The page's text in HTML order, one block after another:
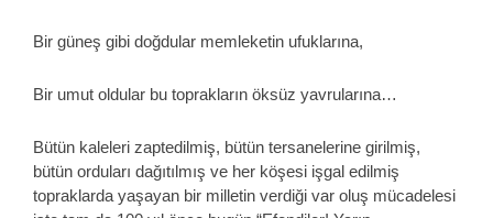
Bir güneş gibi doğdular memleketin ufuklarına,
Bir umut oldular bu toprakların öksüz yavrularına…
Bütün kaleleri zaptedilmiş, bütün tersanelerine girilmiş,
bütün orduları dağıtılmış ve her köşesi işgal edilmiş
topraklarda yaşayan bir milletin verdiği var oluş mücadelesi